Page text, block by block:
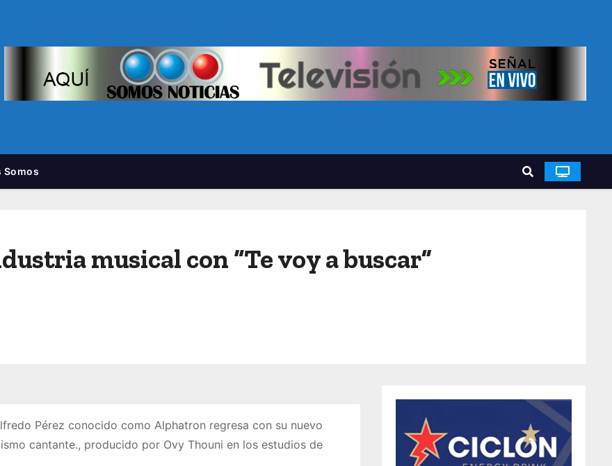
Somos
musical con “Te voy a buscar”
Pérez conocido como Alphatron regresa con su nuevo
cantante., producido por Ovy Thouni en los estudios de